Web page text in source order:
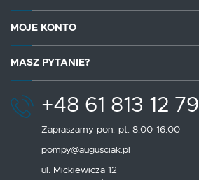
MOJE KONTO
MASZ PYTANIE?
+48 61 813 12 79
Zapraszamy pon.-pt. 8.00-16.00
pompy@augusciak.pl
ul. Mickiewicza 12